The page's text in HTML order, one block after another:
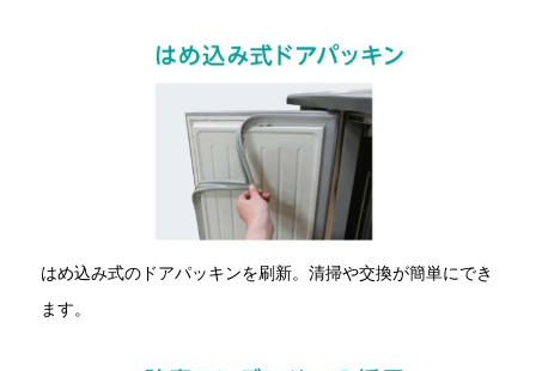
はめ込み式のドアパッキンを刷新。清掃や交換が簡単にでき
ます。